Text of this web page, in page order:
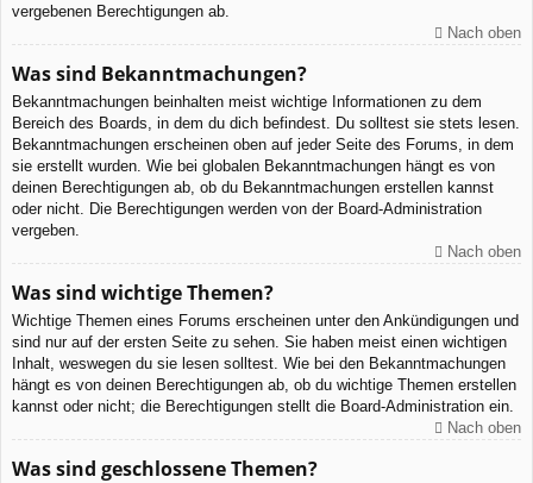
vergebenen Berechtigungen ab.
Nach oben
Was sind Bekanntmachungen?
Bekanntmachungen beinhalten meist wichtige Informationen zu dem
Bereich des Boards, in dem du dich befindest. Du solltest sie stets lesen.
Bekanntmachungen erscheinen oben auf jeder Seite des Forums, in dem
sie erstellt wurden. Wie bei globalen Bekanntmachungen hängt es von
deinen Berechtigungen ab, ob du Bekanntmachungen erstellen kannst
oder nicht. Die Berechtigungen werden von der Board-Administration
vergeben.
Nach oben
Was sind wichtige Themen?
Wichtige Themen eines Forums erscheinen unter den Ankündigungen und
sind nur auf der ersten Seite zu sehen. Sie haben meist einen wichtigen
Inhalt, weswegen du sie lesen solltest. Wie bei den Bekanntmachungen
hängt es von deinen Berechtigungen ab, ob du wichtige Themen erstellen
kannst oder nicht; die Berechtigungen stellt die Board-Administration ein.
Nach oben
Was sind geschlossene Themen?